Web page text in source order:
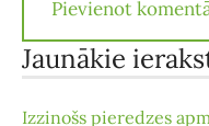
Jaunākie
Izzinošs pieredzes